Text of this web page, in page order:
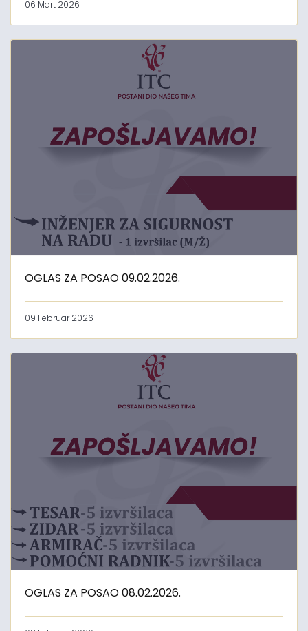
06 Mart 2026
OGLAS ZA POSAO 09.02.2026.
09 Februar 2026
OGLAS ZA POSAO 08.02.2026.